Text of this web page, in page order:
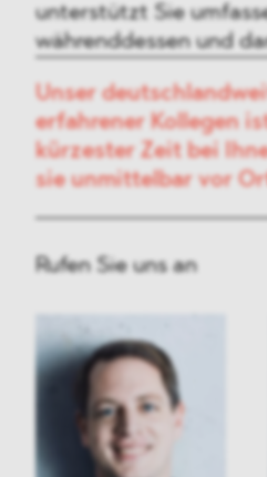
unterstützt Sie
währenddessen und
Unser
erfahrener Kollegen
kürzester Zeit bei
sie unmittelbar vor
Rufen Sie uns an